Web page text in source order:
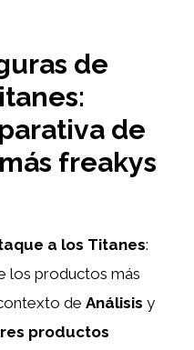
de
de
freakys
a los Titanes:
los productos más
de Análisis y
productos